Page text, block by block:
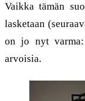
Vaikka tämän
lasketaan
on jo nyt
arvoisia.